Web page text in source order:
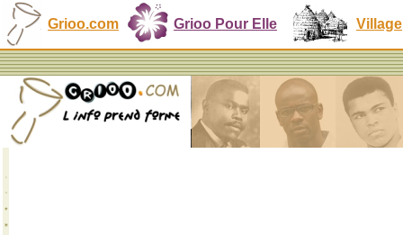
Grioo.com Grioo Pour Elle Village